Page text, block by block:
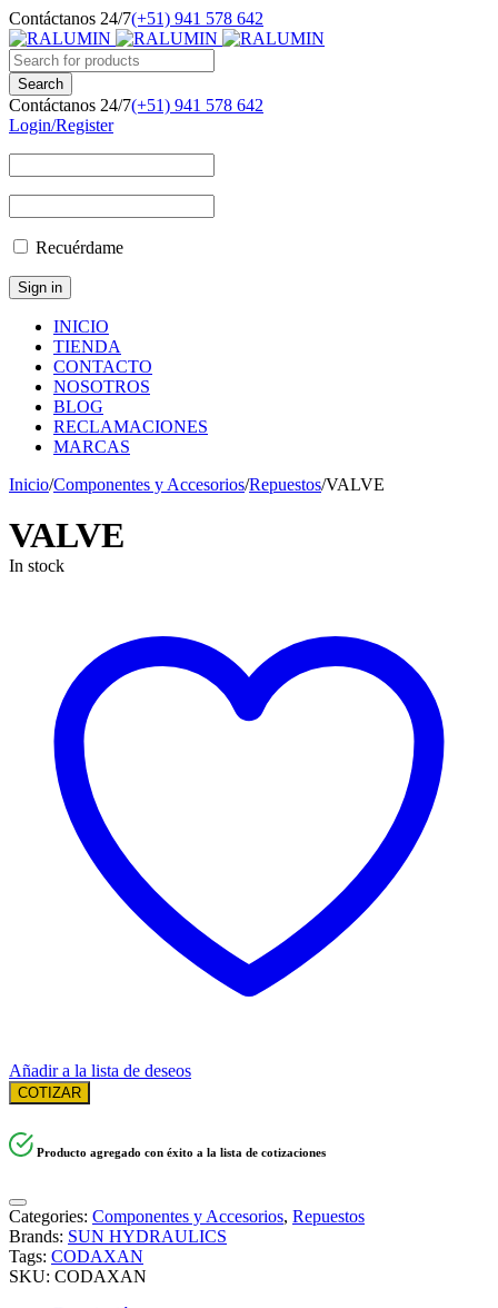
Contáctanos 24/7(+51) 941 578 642
Contáctanos 24/7(+51) 941 578 642
Login/Register
Recuérdame
INICIO
TIENDA
CONTACTO
NOSOTROS
BLOG
RECLAMACIONES
MARCAS
Inicio/Componentes y Accesorios/Repuestos/VALVE
VALVE
In stock
Añadir a la lista de deseos
COTIZAR
Producto agregado con éxito a la lista de cotizaciones
Categories: Componentes y Accesorios, Repuestos
Brands: SUN HYDRAULICS
Tags: CODAXAN
SKU: CODAXAN